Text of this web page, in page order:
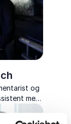
og
med
og tv-